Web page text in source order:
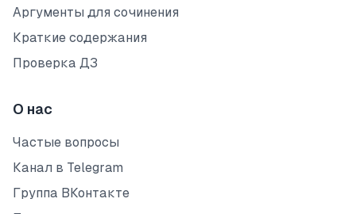
Аргументы для сочинения
Краткие содержания
Проверка ДЗ
О нас
Частые вопросы
Канал в Telegram
Группа ВКонтакте